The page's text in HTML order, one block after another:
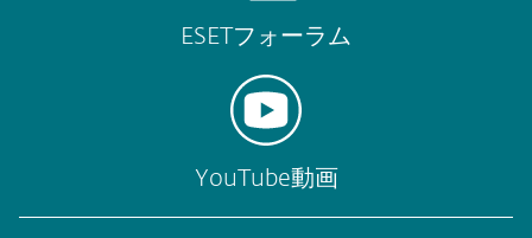
ESETフォーラム
YouTube動画